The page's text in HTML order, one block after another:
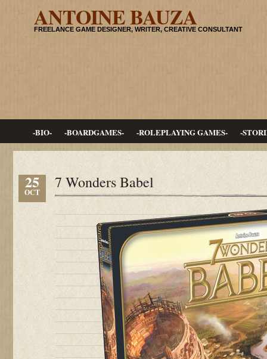
ANTOINE BAUZA
FREELANCE GAME DESIGNER, WRITER, CREATIVE CONSULTANT
-BIO- -BOARDGAMES- -ROLEPLAYING GAMES- -
25
OCT
7 Wonders Babel